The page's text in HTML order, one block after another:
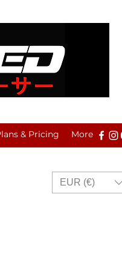
& Pricing More
EUR (€)